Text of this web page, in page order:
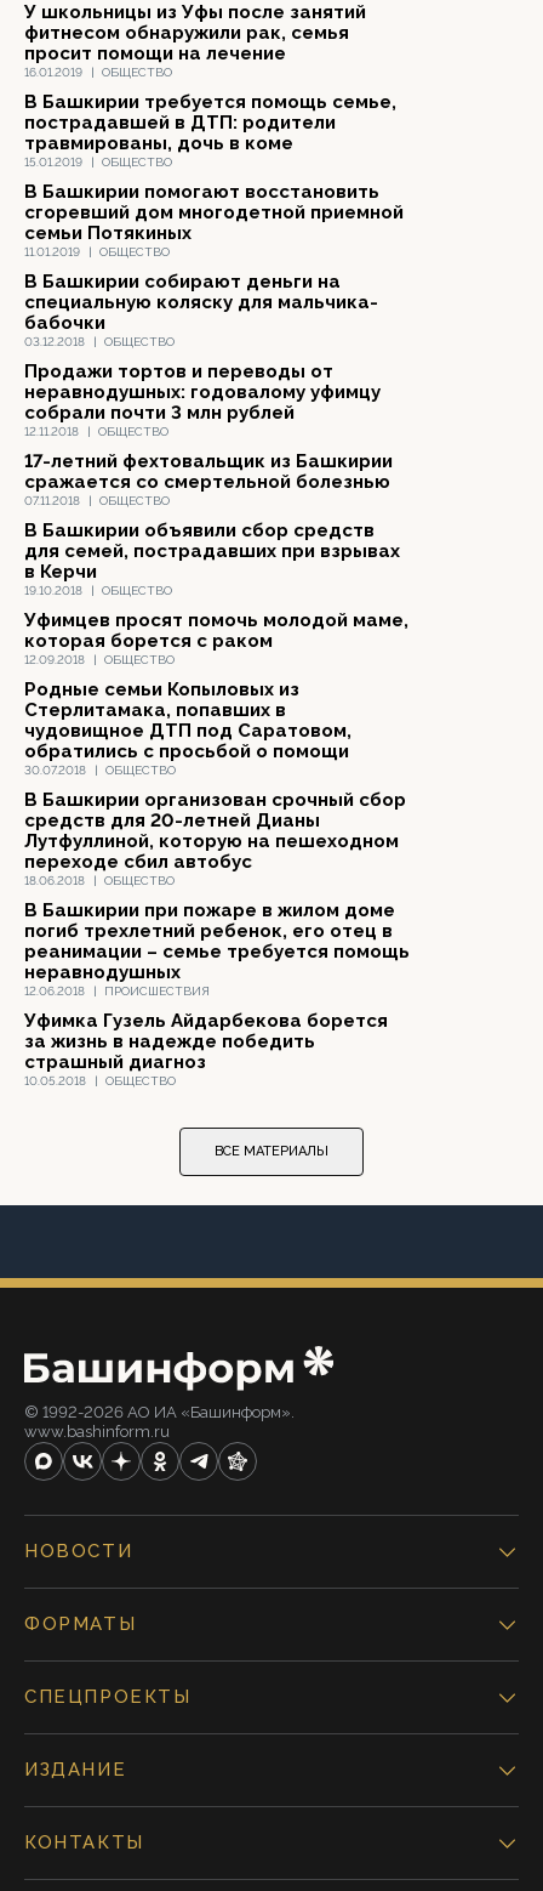
16.01.2019 | ОБЩЕСТВО
У школьницы из Уфы после занятий
фитнесом обнаружили рак, семья
просит помощи на лечение
15.01.2019 | ОБЩЕСТВО
В Башкирии требуется помощь семье,
пострадавшей в ДТП: родители
травмированы, дочь в коме
11.01.2019 | ОБЩЕСТВО
В Башкирии помогают восстановить
сгоревший дом многодетной приемной
семьи Потякиных
03.12.2018 | ОБЩЕСТВО
В Башкирии собирают деньги на
специальную коляску для мальчика-
бабочки
12.11.2018 | ОБЩЕСТВО
Продажи тортов и переводы от
неравнодушных: годовалому уфимцу
собрали почти 3 млн рублей
07.11.2018 | ОБЩЕСТВО
17-летний фехтовальщик из Башкирии
сражается со смертельной болезнью
19.10.2018 | ОБЩЕСТВО
В Башкирии объявили сбор средств
для семей, пострадавших при взрывах
в Керчи
12.09.2018 | ОБЩЕСТВО
Уфимцев просят помочь молодой маме,
которая борется с раком
30.07.2018 | ОБЩЕСТВО
Родные семьи Копыловых из
Стерлитамака, попавших в
чудовищное ДТП под Саратовом,
обратились с просьбой о помощи
18.06.2018 | ОБЩЕСТВО
В Башкирии организован срочный сбор
средств для 20-летней Дианы
Лутфуллиной, которую на пешеходном
переходе сбил автобус
12.06.2018 | ПРОИСШЕСТВИЯ
В Башкирии при пожаре в жилом доме
погиб трехлетний ребенок, его отец в
реанимации – семье требуется помощь
неравнодушных
10.05.2018 | ОБЩЕСТВО
Уфимка Гузель Айдарбекова борется
за жизнь в надежде победить
страшный диагноз
ВСЕ МАТЕРИАЛЫ
© 1992-2026 АО ИА «Башинформ».
www.bashinform.ru
НОВОСТИ
ФОРМАТЫ
СПЕЦПРОЕКТЫ
ИЗДАНИЕ
КОНТАКТЫ